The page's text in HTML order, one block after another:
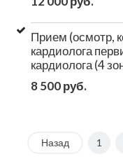
Прием (осмотр,
кардиолога
кардиолога (4
8 500 руб.
Назад 1